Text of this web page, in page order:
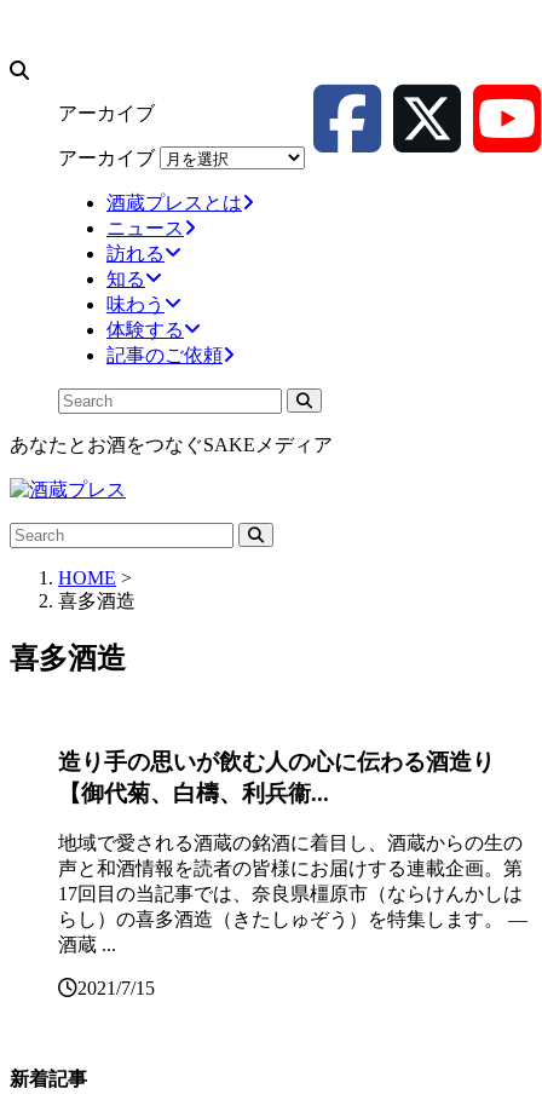
アーカイブ
アーカイブ
酒蔵プレスとは
ニュース
訪れる
知る
味わう
体験する
記事のご依頼
あなたとお酒をつなぐSAKEメディア
HOME >
喜多酒造
喜多酒造
造り手の思いが飲む人の心に伝わる酒造り
【御代菊、白檮、利兵衞...
地域で愛される酒蔵の銘酒に着目し、酒蔵からの生の
声と和酒情報を読者の皆様にお届けする連載企画。第
17回目の当記事では、奈良県橿原市（ならけんかしは
らし）の喜多酒造（きたしゅぞう）を特集します。 ―
酒蔵 ...
2021/7/15
新着記事